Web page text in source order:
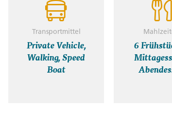
lunch. The rest of the
cooking class, take a
dinner campfire. (F) (M)
Tempasan
Transportmittel
Private Vehicle,
Walking, Speed
Boat
6